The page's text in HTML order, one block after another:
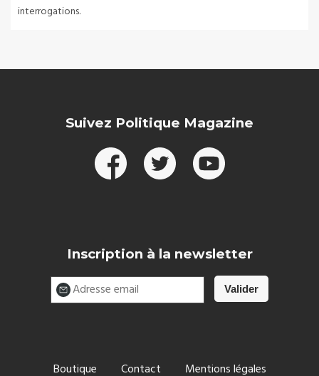
interrogations.
Suivez Politique Magazine
Inscription à la newsletter
Boutique Contact Mentions légales